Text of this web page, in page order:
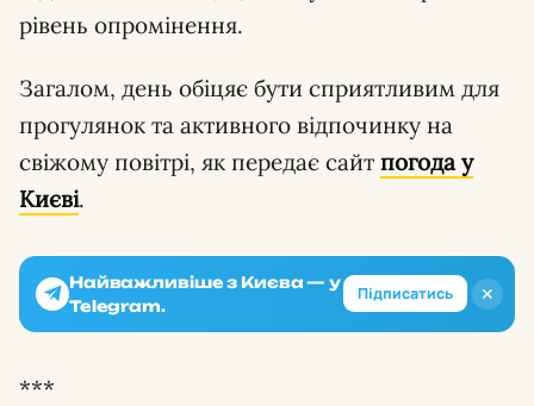
рівень опромінення.
Загалом, день обіцяє бути сприятливим для
прогулянок та активного відпочинку на
свіжому повітрі, як передає сайт погода у
Києві.
✕
Найважливіше з Києва — у
Telegram.
Підписатись
***